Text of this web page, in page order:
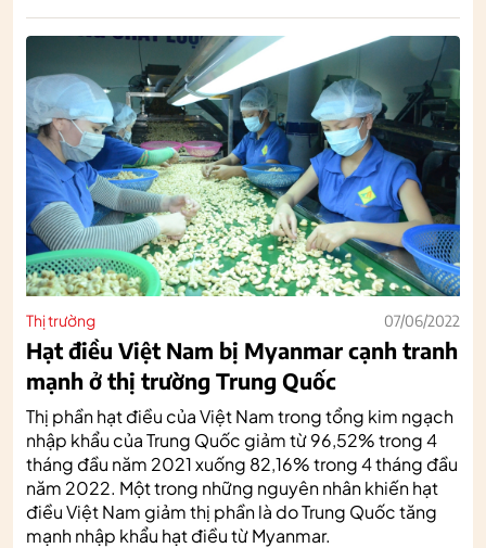
Thị trường 07/06/2022
Hạt điều Việt Nam bị Myanmar cạnh tranh
mạnh ở thị trường Trung Quốc
Thị phần hạt điều của Việt Nam trong tổng kim ngạch
nhập khẩu của Trung Quốc giảm từ 96,52% trong 4
tháng đầu năm 2021 xuống 82,16% trong 4 tháng đầu
năm 2022. Một trong những nguyên nhân khiến hạt
điều Việt Nam giảm thị phần là do Trung Quốc tăng
mạnh nhập khẩu hạt điều từ Myanmar.